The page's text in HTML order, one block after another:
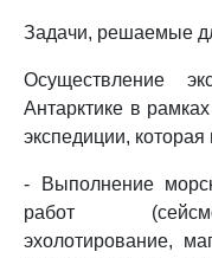
Задачи, решаемые
Осуществление
Антарктике в
экспедиции, которая
- Выполнение
работ
эхолотирование,